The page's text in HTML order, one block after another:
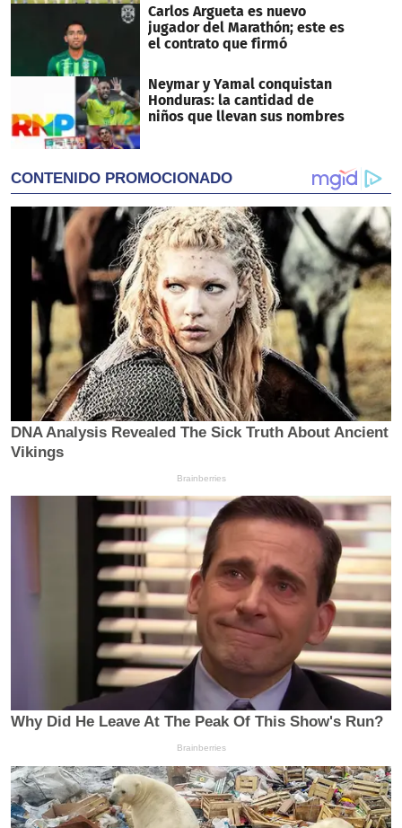
Carlos Argueta es nuevo
jugador del Marathón; este es
el contrato que firmó
Neymar y Yamal conquistan
Honduras: la cantidad de
niños que llevan sus nombres